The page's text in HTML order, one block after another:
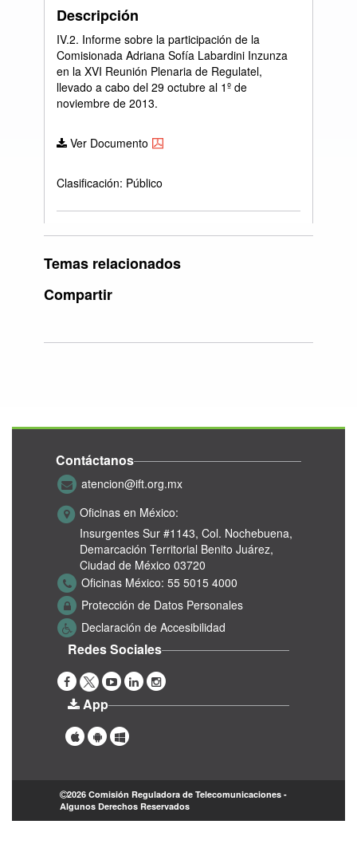
Descripción
IV.2. Informe sobre la participación de la
Comisionada Adriana Sofía Labardini Inzunza
en la XVI Reunión Plenaria de Regulatel,
llevado a cabo del 29 octubre al 1º de
noviembre de 2013.
Ver Documento
Clasificación: Público
Temas relacionados
Compartir
Contáctanos
atencion@ift.org.mx
Oficinas en México:
Insurgentes Sur #1143, Col. Nochebuena,
Demarcación Territorial Benito Juárez,
Ciudad de México 03720
Oficinas México: 55 5015 4000
Protección de Datos Personales
Declaración de Accesibilidad
Redes Sociales
App
2026 Comisión Reguladora de Telecomunicaciones -
Algunos Derechos Reservados